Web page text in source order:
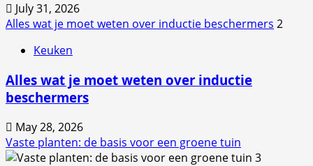
July 31, 2026
Alles wat je moet weten over inductie beschermers 2
Keuken
Alles wat je moet weten over inductie
beschermers
May 28, 2026
Vaste planten: de basis voor een groene tuin
3